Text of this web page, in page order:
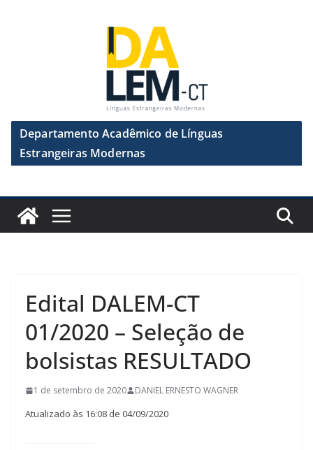
Departamento Acadêmico de Línguas
Estrangeiras Modernas
Edital DALEM-CT
01/2020 – Seleção de
bolsistas RESULTADO
1 de setembro de 2020 DANIEL ERNESTO WAGNER
Atualizado às 16:08 de 04/09/2020